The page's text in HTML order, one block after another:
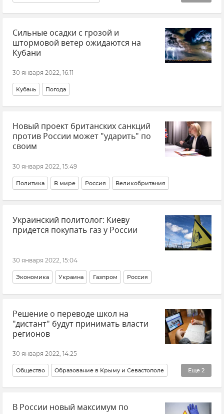
Распространение коронавируса в РФ
Сильные осадки с грозой и
штормовой ветер ожидаются на
Кубани
30 января 2022, 16:11
Кубань Погода
Новый проект британских санкций
против России может "ударить" по
своим
30 января 2022, 15:49
Политика В мире Россия Великобритания
Украинский политолог: Киеву
придется покупать газ у России
30 января 2022, 15:04
Экономика Украина Газпром Россия
Решение о переводе школ на
"дистант" будут принимать власти
регионов
30 января 2022, 14:25
Еще 2
Общество Образование в Крыму и Севастополе
Россия Распространение коронавируса в РФ
В России новый максимум по